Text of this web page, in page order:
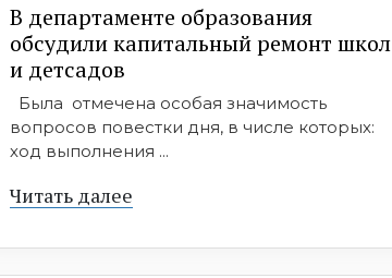
В департаменте образования
обсудили капитальный ремонт школ
и детсадов
Была отмечена особая значимость
вопросов повестки дня, в числе которых:
ход выполнения ...
Читать далее